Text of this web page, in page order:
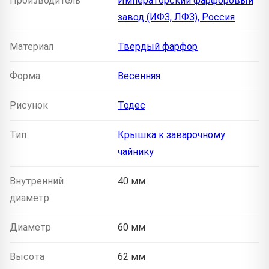
завод (ИФЗ, ЛФЗ), Россия
Материал Твердый фарфор
Форма Весенняя
Рисунок Тодес
Тип
Крышка к заварочному
чайнику
Внутренний
диаметр
40 мм
Диаметр 60 мм
Высота 62 мм